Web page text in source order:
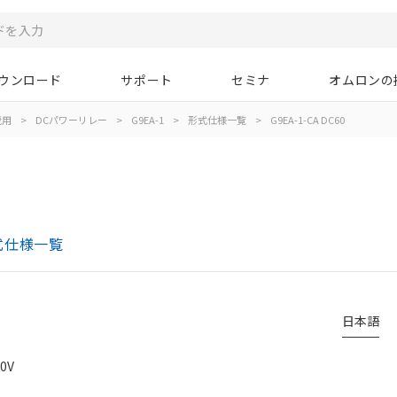
ンロード サポート セミナ オムロン
> DCパワーリレー > G9EA-1 > 形式仕様一覧 > G9EA-1-CA DC60
様一覧
日本語